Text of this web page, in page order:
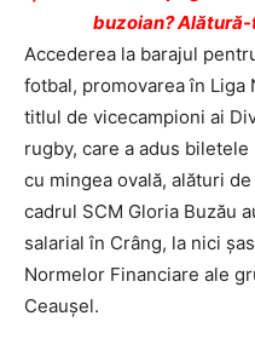
buzoian?
Accederea la barajul
fotbal, promovarea în Liga
titlul de vicecampioni ai
rugby, care a adus
cu mingea ovală, alături
cadrul SCM Gloria Buzău
salarial în Crâng, la nici
Normelor Financiare ale
Ceauşel.